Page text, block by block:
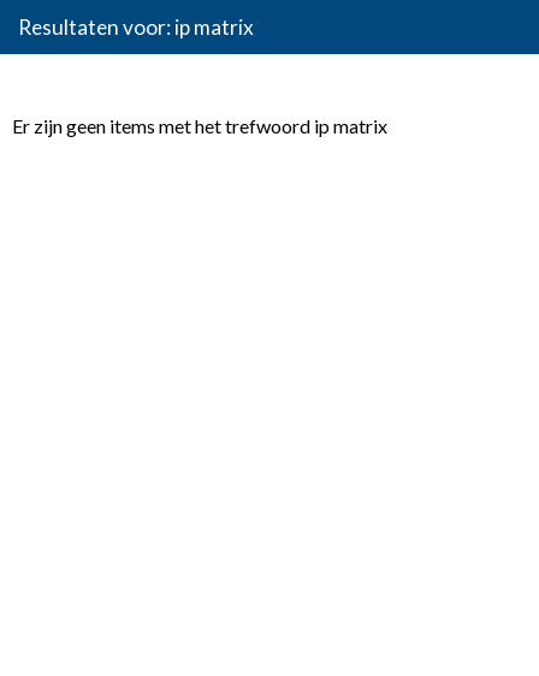
Resultaten voor: ip matrix
Er zijn geen items met het trefwoord ip matrix